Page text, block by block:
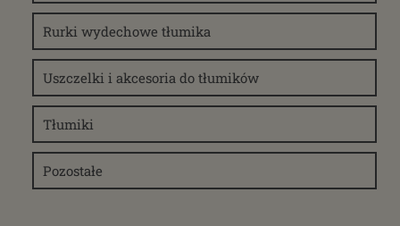
dostępne: 3 szt.(1)
dostępne: 10 szt.(1)
Cena
od
do filtruj
Rurki wydechowe tłumika
Uszczelki i akcesoria do tłumików
Tłumiki
Pozostałe